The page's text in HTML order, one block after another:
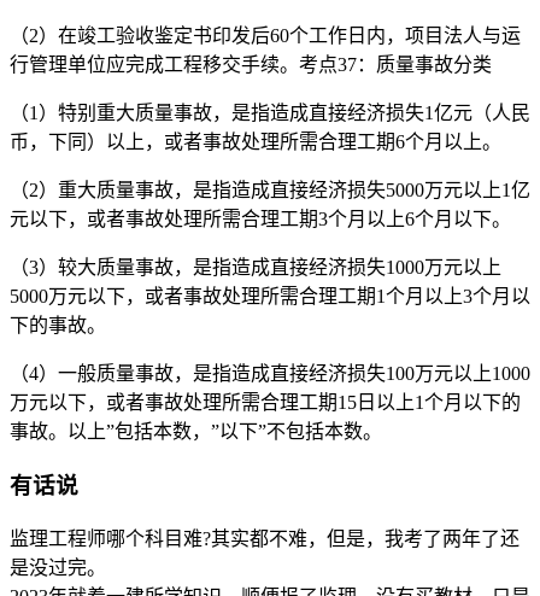
（2）在竣工验收鉴定书印发后60个工作日内，项目法人与运
行管理单位应完成工程移交手续。考点37：质量事故分类
（1）特别重大质量事故，是指造成直接经济损失1亿元（人民
币，下同）以上，或者事故处理所需合理工期6个月以上。
（2）重大质量事故，是指造成直接经济损失5000万元以上1亿
元以下，或者事故处理所需合理工期3个月以上6个月以下。
（3）较大质量事故，是指造成直接经济损失1000万元以上
5000万元以下，或者事故处理所需合理工期1个月以上3个月以
下的事故。
（4）一般质量事故，是指造成直接经济损失100万元以上1000
万元以下，或者事故处理所需合理工期15日以上1个月以下的
事故。以上”包括本数，”以下”不包括本数。
有话说
监理工程师哪个科目难?其实都不难，但是，我考了两年了还
是没过完。